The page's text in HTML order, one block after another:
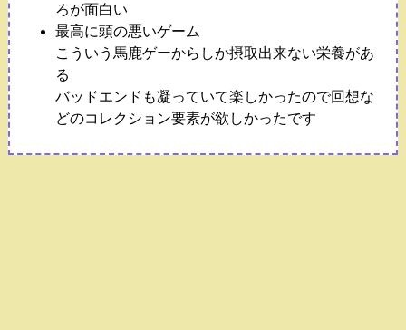
ろが面白い
最高に頭の悪いゲーム
こういう馬鹿ゲーからしか摂取出来ない栄養があ
る
バッドエンドも凝っていて楽しかったので回想な
どのコレクション要素が欲しかったです